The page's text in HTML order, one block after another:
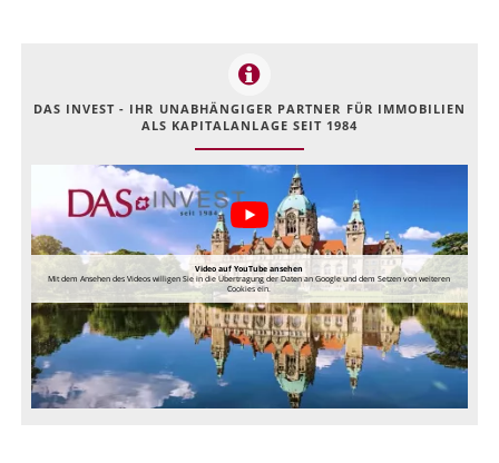
DAS INVEST - IHR UNABHÄNGIGER PARTNER FÜR IMMOBILIEN
ALS KAPITALANLAGE SEIT 1984
Video auf YouTube ansehen
Mit dem Ansehen des Videos willigen Sie in die Übertragung der Daten an Google und dem Setzen von weiteren
Cookies ein.